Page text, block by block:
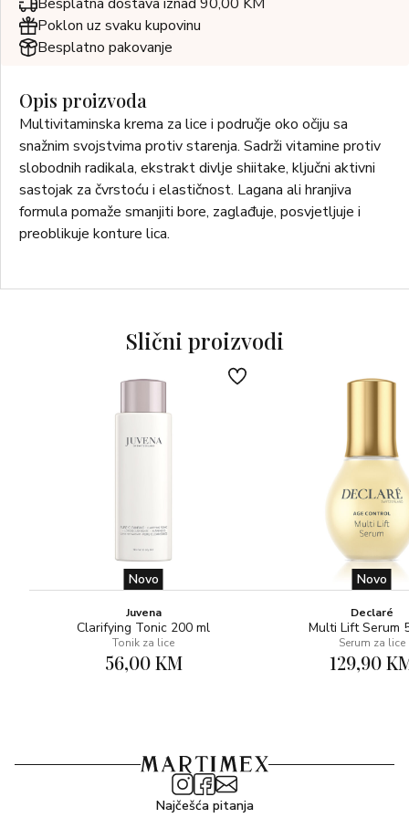
Poklon uz svaku kupovinu
Besplatno pakovanje
Opis proizvoda
Multivitaminska krema za lice i područje oko očiju sa
snažnim svojstvima protiv starenja. Sadrži vitamine protiv
slobodnih radikala, ekstrakt divlje shiitake, ključni aktivni
sastojak za čvrstoću i elastičnost. Lagana ali hranjiva
formula pomaže smanjiti bore, zaglađuje, posvjetljuje i
preoblikuje konture lica.
Slični proizvodi
Novo
Juvena
Clarifying Tonic 200 ml
Tonik za lice
56,00 KM
Novo
Declaré
Multi Lift Serum
Serum za lice
129,90
Najčešća pitanja